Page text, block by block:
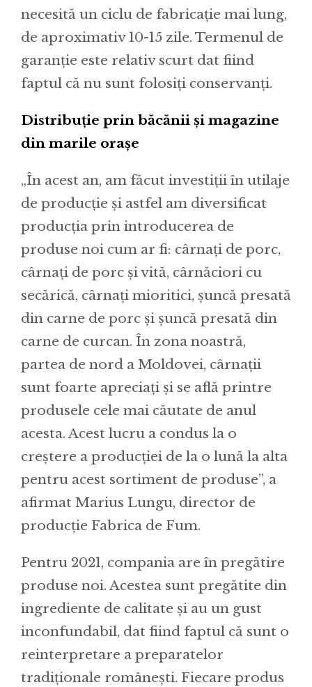
necesită un ciclu de fabricație mai lung,
de aproximativ 10-15 zile. Termenul de
garanție este relativ scurt dat fiind
faptul că nu sunt folosiți conservanți.
Distribuție prin băcănii și magazine
din marile orașe
„În acest an, am făcut investiții în utilaje
de producție și astfel am diversificat
producția prin introducerea de
produse noi cum ar fi: cârnați de porc,
cârnați de porc și vită, cârnăciori cu
secărică, cârnați mioritici, șuncă presată
din carne de porc și șuncă presată din
carne de curcan. În zona noastră,
partea de nord a Moldovei, cârnații
sunt foarte apreciați și se află printre
produsele cele mai căutate de anul
acesta. Acest lucru a condus la o
creștere a producției de la o lună la alta
pentru acest sortiment de produse”, a
afirmat Marius Lungu, director de
producție Fabrica de Fum.
Pentru 2021, compania are în pregătire
produse noi. Acestea sunt pregătite din
ingrediente de calitate și au un gust
inconfundabil, dat fiind faptul că sunt o
reinterpretare a preparatelor
tradiționale românești. Fiecare produs